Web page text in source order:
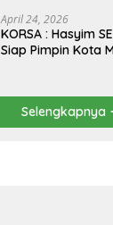
April 24, 2026
KORSA : Hasyim
Siap Pimpin Kota
Selengkapnya